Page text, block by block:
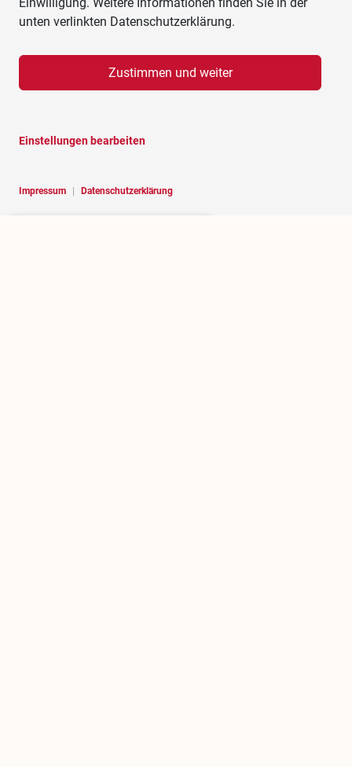
unten verlinkten Datenschutzerklärung.
Zustimmen und weiter
Impressum Datenschutzerklärung
Einstellungen bearbeiten